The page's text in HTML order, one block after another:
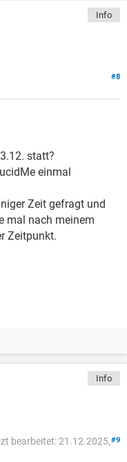
Info
#8
statt?
einmal
Zeit gefragt und
mal nach meinem
Zeitpunkt.
Info
#9
bearbeitet: 21.12.2025,